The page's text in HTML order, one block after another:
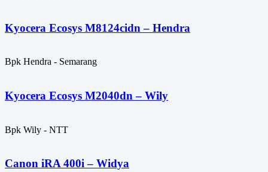
Kyocera Ecosys M8124cidn – Hendra
Bpk Hendra - Semarang
Kyocera Ecosys M2040dn – Wily
Bpk Wily - NTT
Canon iRA 400i – Widya